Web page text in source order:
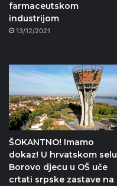
farmaceutskom
industrijom
13/12/2021
ŠOKANTNO! Imamo
dokaz! U hrvatskom selu
Borovo djecu u OŠ uče
crtati srpske zastave na